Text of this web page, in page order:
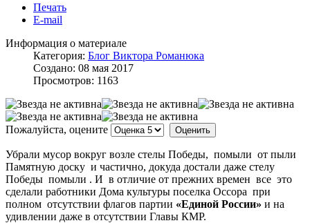
Печать
E-mail
Информация о материале
Категория: Блог Виктора Романюка
Создано: 08 мая 2017
Просмотров: 1163
Пожалуйста, оцените
Убрали мусор вокруг возле стелы Победы, помыли от пыли
Памятную доску и частично, докуда достали даже стелу
Победы помыли . И в отличие от прежних времен все это
сделали работники Дома культуры поселка Оссора при
полном отсутствии флагов партии «Единой России» и на
удивлении даже в отсутствии Главы КМР.